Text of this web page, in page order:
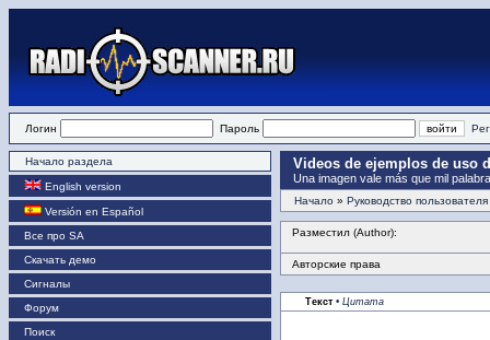
Логин Пароль
Начало раздела
English version
Versión en Español
Все про SA
Скачать демо
Сигналы
Форум
Поиск
Videos de ejemplos de uso
Una imagen vale más que mil
Начало » Руководство
Разместил (Author):
Авторские права
Текст • Цитата